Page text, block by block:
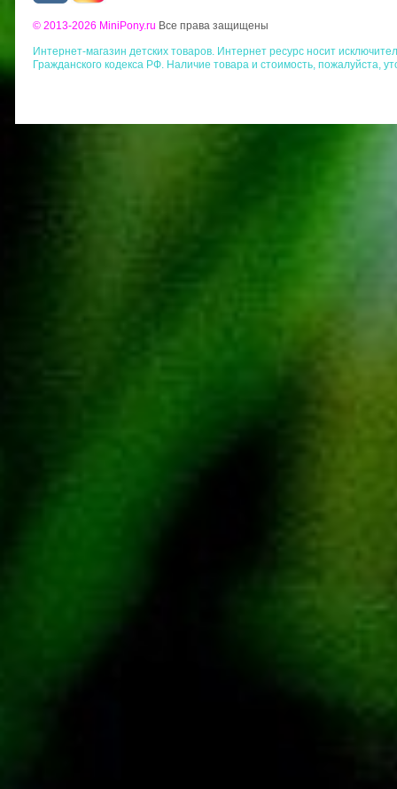
© 2013-2026 MiniPony.ru Все права защищены
Интернет-магазин детских товаров. Интернет ресурс носит
Гражданского кодекса РФ. Наличие товара и стоимость, пожалуйста,